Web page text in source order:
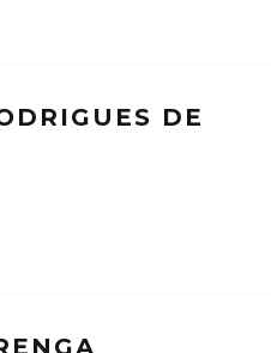
DE